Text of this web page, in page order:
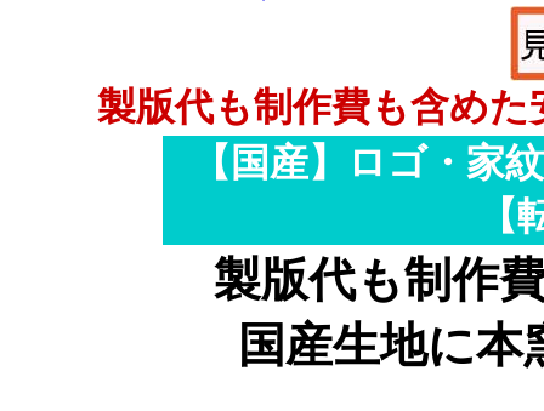
製版代も制作費も含めた
【国産】
ロゴ・家
【
製版代も制作
国産生地に